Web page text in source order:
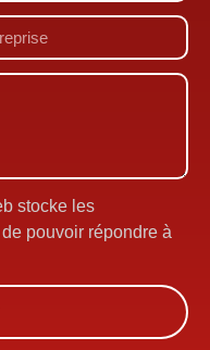
stocke les
pouvoir répondre à